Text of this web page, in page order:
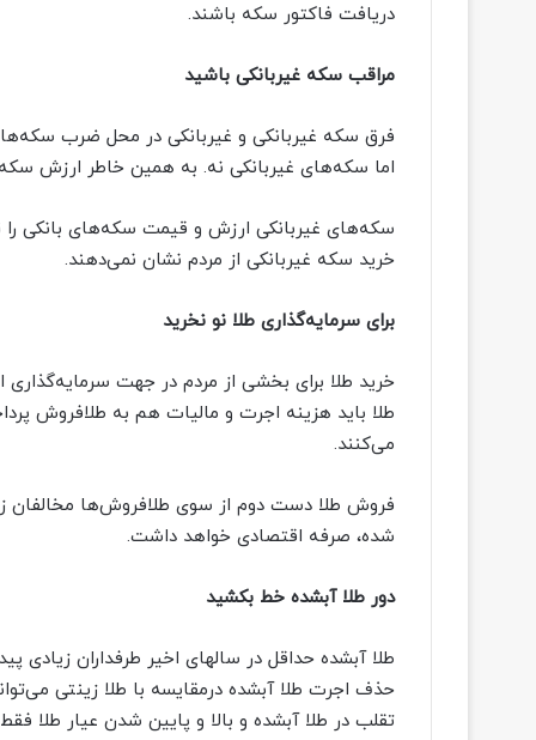
دریافت فاکتور سکه باشند.
مراقب سکه غیربانکی باشید
فرق سکه غیربانکی و غیربانکی در محل ضرب
اما سکه‌های غیربانکی نه. به همین خاطر ارزش
سکه‌های غیربانکی ارزش و قیمت سکه‌های بانکی را
خرید سکه غیربانکی از مردم نشان نمی‌دهند.
برای سرمایه‌گذاری طلا نو نخرید
خرید طلا برای بخشی از مردم در جهت
طلا باید هزینه اجرت و مالیات هم به طلافروش
می‌کنند.
فروش طلا دست دوم از سوی طلافروش‌ها مخالفان
شده، صرفه اقتصادی خواهد داشت.
دور طلا آبشده خط بکشید
طلا آبشده حداقل در سالهای اخیر طرفداران زیادی
حذف اجرت طلا آبشده درمقایسه با طلا زینتی
تقلب در طلا آبشده و بالا و پایین شدن عیار طلا